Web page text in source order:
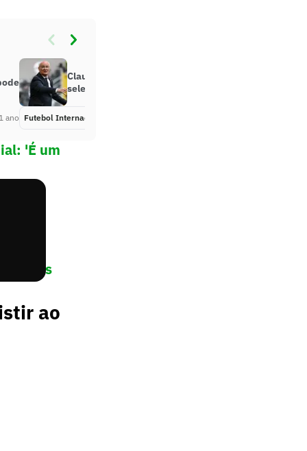
ano
Claudio Ranieri diz ‘não’ para
seleção italiana, que vive crise
Futebol Internacional
'É um
ao